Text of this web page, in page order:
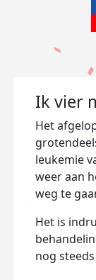
Ik vier
Het
leukemie
weer aan
weg te
Het is
nog